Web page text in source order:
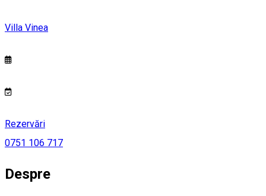
Villa Vinea
Rezervări
0751 106 717
Despre